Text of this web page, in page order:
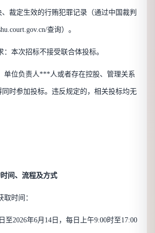
裁定生效的行贿犯罪记录（通过中国裁判
查询）。
：本次招标不接受联合体投标。
单位负责人***人或者存在控股、管理关系
时参加投标。违反规定的，相关投标均无
间、 流程及方式
取时间：
日至2026年6月 14 日，每日上午9:00时至17:00